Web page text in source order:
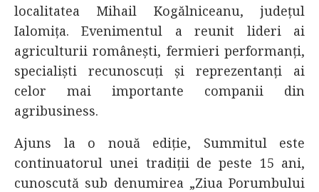
localitatea Mihail Kogălniceanu, județul
Ialomița. Evenimentul a reunit lideri ai
agriculturii românești, fermieri performanți,
specialiști recunoscuți și reprezentanți ai
celor mai importante companii din
agribusiness.
Ajuns la o nouă ediție, Summitul este
continuatorul unei tradiții de peste 15 ani,
cunoscută sub denumirea „Ziua Porumbului